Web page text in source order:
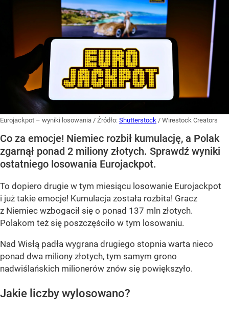
Eurojackpot – wyniki losowania / Źródło: Shutterstock / Wirestock Creators
Co za emocje! Niemiec rozbił kumulację, a Polak
zgarnął ponad 2 miliony złotych. Sprawdź wyniki
ostatniego losowania Eurojackpot.
To dopiero drugie w tym miesiącu losowanie Eurojackpot
i już takie emocje! Kumulacja została rozbita! Gracz
z Niemiec wzbogacił się o ponad 137 mln złotych.
Polakom też się poszczęściło w tym losowaniu.
Nad Wisłą padła wygrana drugiego stopnia warta nieco
ponad dwa miliony złotych, tym samym grono
nadwiślańskich milionerów znów się powiększyło.
Jakie liczby wylosowano?